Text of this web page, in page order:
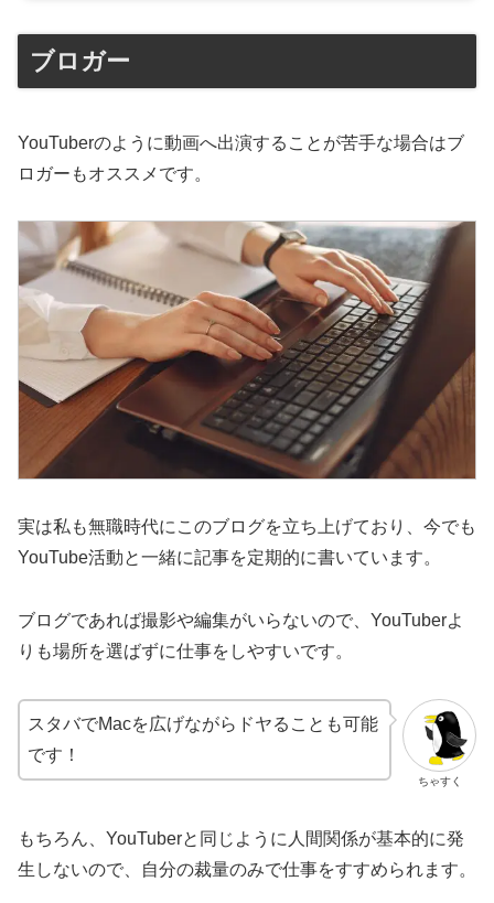
ブロガー
YouTuberのように動画へ出演することが苦手な場合はブ
ロガーもオススメです。
実は私も無職時代にこのブログを立ち上げており、今でも
YouTube活動と一緒に記事を定期的に書いています。
ブログであれば撮影や編集がいらないので、YouTuberよ
りも場所を選ばずに仕事をしやすいです。
ちゃすく
スタバでMacを広げながらドヤることも可能
です！
もちろん、YouTuberと同じように人間関係が基本的に発
生しないので、自分の裁量のみで仕事をすすめられます。